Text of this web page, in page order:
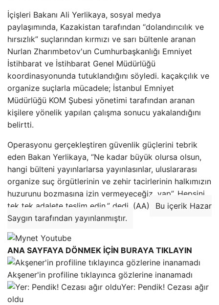
İçişleri Bakanı Ali Yerlikaya, sosyal medya
paylaşımında, Kazakistan tarafından “dolandırıcılık ve
hırsızlık” suçlarından kırmızı ve sarı bültenle aranan
Nurlan Zharımbetov'un Cumhurbaşkanlığı Emniyet
İstihbarat ve İstihbarat Genel Müdürlüğü
koordinasyonunda tutuklandığını söyledi. kaçakçılık ve
organize suçlarla mücadele; İstanbul Emniyet
Müdürlüğü KOM Şubesi yönetimi tarafından aranan
kişilere yönelik yapılan çalışma sonucu yakalandığını
belirtti.
Operasyonu gerçekleştiren güvenlik güçlerini tebrik
eden Bakan Yerlikaya, “Ne kadar büyük olursa olsun,
hangi bülteni yayınlarlarsa yayınlasınlar, uluslararası
organize suç örgütlerinin ve zehir tacirlerinin halkımızın
huzurunu bozmasına izin vermeyeceğiz. yap”. Hepsini
tek tek adalete teslim edin.” dedi. (AA)
Bu içerik Hazar
Saygın tarafından yayınlanmıştır.
ANA SAYFAYA DÖNMEK İÇİN BURAYA TIKLAYIN
Akşener'in profiline tıklayınca gözlerine inanamadı
Yer: Pendik! Cezası ağır
oldu